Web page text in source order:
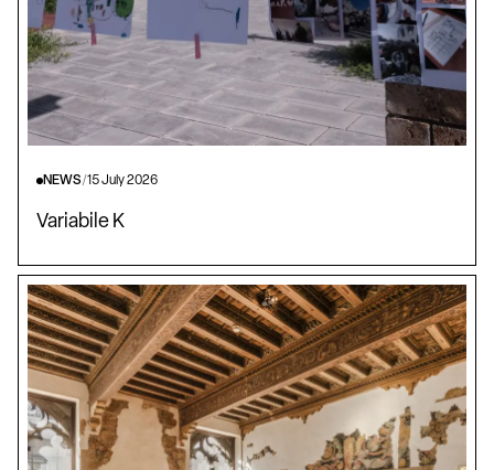
NEWS/15 July 2026
Variabile K